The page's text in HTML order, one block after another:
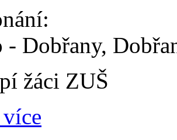
- Dobřany,
žáci ZUŠ